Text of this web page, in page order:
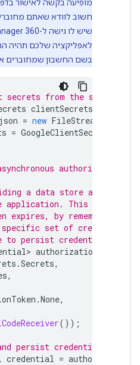
מופיעה בקשה לאישור
לאפליקציה שלכם תהיה
בשם החשבון שמחוברים
from the specified
clientSecrets
json = new FileStream
= GoogleClientSecrets
authorization
a data store allows
This avoids
expires, by remembering
set of credentials
to persist credentials for
authorizationTask
.Secrets,
,
.None,
());
persist credentials to
credential =